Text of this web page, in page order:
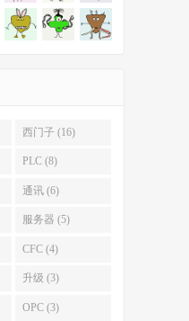
西门子 (16)
PLC (8)
通讯 (6)
服务器 (5)
CFC (4)
升级 (3)
OPC (3)